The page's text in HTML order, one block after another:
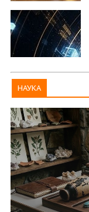
НАУКА